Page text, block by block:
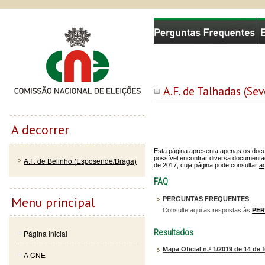
A.F. de Talhadas
Esta página apresenta apenas os
possível encontrar diversa
de 2017, cuja página pode consultar
FAQ
PERGUNTAS FREQUENTES
Consulte aqui as respostas às
Resultados
Mapa Oficial n.º 1/2019 de 14 de
Comissão Nacional de Eleições
A decorrer
A.F. de Belinho (Esposende/Braga)
Menu principal
Página inicial
A CNE